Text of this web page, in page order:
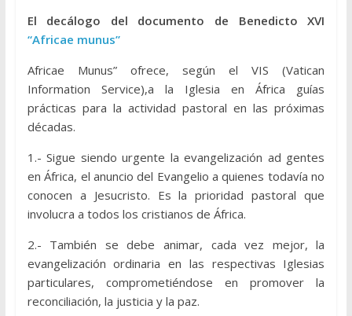
El decálogo del documento de Benedicto XVI
“Africae munus”
Africae Munus” ofrece, según el VIS (Vatican
Information Service),a la Iglesia en África guías
prácticas para la actividad pastoral en las próximas
décadas.
1.- Sigue siendo urgente la evangelización ad gentes
en África, el anuncio del Evangelio a quienes todavía no
conocen a Jesucristo. Es la prioridad pastoral que
involucra a todos los cristianos de África.
2.- También se debe animar, cada vez mejor, la
evangelización ordinaria en las respectivas Iglesias
particulares, comprometiéndose en promover la
reconciliación, la justicia y la paz.